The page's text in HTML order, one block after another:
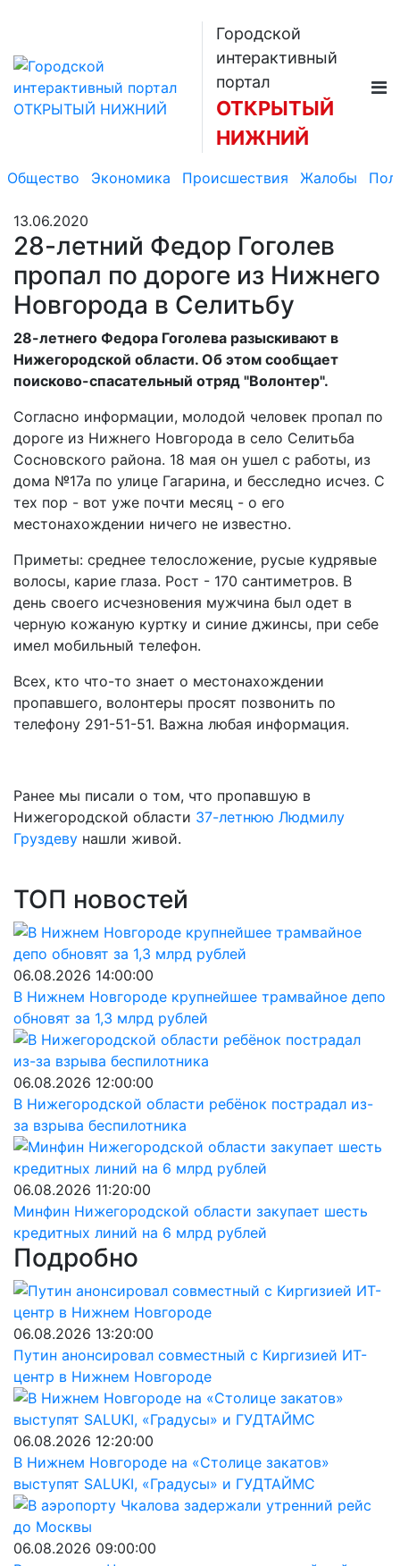
Городской
интерактивный
портал
ОТКРЫТЫЙ
НИЖНИЙ
Общество Экономика Происшествия Жалобы
13.06.2020
28-летний Федор Гоголев
пропал по дороге из Нижнего
Новгорода в Селитьбу
28-летнего Федора Гоголева разыскивают в
Нижегородской области. Об этом сообщает
поисково-спасательный отряд "Волонтер".
Согласно информации, молодой человек пропал по
дороге из Нижнего Новгорода в село Селитьба
Сосновского района. 18 мая он ушел с работы, из
дома №17а по улице Гагарина, и бесследно исчез. С
тех пор - вот уже почти месяц - о его
местонахождении ничего не известно.
Приметы: среднее телосложение, русые кудрявые
волосы, карие глаза. Рост - 170 сантиметров. В
день своего исчезновения мужчина был одет в
черную кожаную куртку и синие джинсы, при себе
имел мобильный телефон.
Всех, кто что-то знает о местонахождении
пропавшего, волонтеры просят позвонить по
телефону 291-51-51. Важна любая информация.
Ранее мы писали о том, что пропавшую в
Нижегородской области 37-летнюю Людмилу
Груздеву нашли живой.
ТОП новостей
06.08.2026 14:00:00
В Нижнем Новгороде крупнейшее трамвайное депо
обновят за 1,3 млрд рублей
06.08.2026 12:00:00
В Нижегородской области ребёнок пострадал из-
за взрыва беспилотника
06.08.2026 11:20:00
Минфин Нижегородской области закупает шесть
кредитных линий на 6 млрд рублей
Подробно
06.08.2026 13:20:00
Путин анонсировал совместный с Киргизией ИТ-
центр в Нижнем Новгороде
06.08.2026 12:20:00
В Нижнем Новгороде на «Столице закатов»
выступят SALUKI, «Градусы» и ГУДТАЙМС
06.08.2026 09:00:00